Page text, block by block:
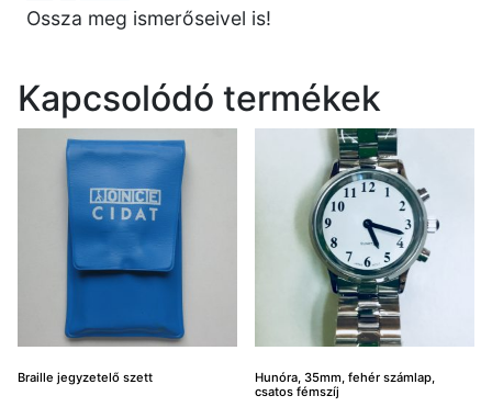
Ossza meg ismerőseivel is!
Kapcsolódó termékek
Braille jegyzetelő szett
Hunóra, 35mm, fehér számlap,
csatos fémszíj